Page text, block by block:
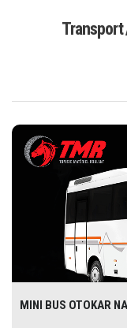
Transport
MINI BUS OTOKAR